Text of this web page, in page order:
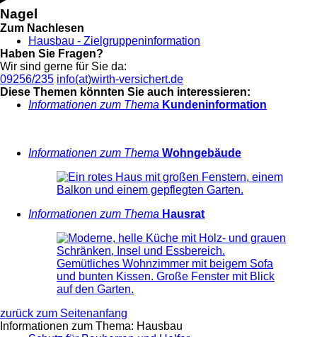
Nagel
Zum Nachlesen
Hausbau - Zielgruppeninformation
Haben Sie Fragen?
Wir sind gerne für Sie da:
09256/235 info(at)wirth-versichert.de
Diese Themen könnten Sie auch interessieren:
Informationen zum Thema Kundeninformation
Informationen zum Thema Wohngebäude
Informationen zum Thema Hausrat
zurück zum Seitenanfang
Informationen zum Thema: Hausbau